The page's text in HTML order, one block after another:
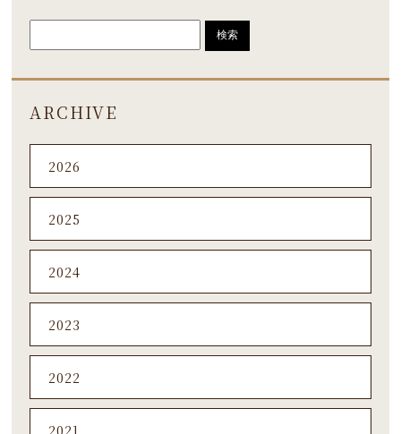
ARCHIVE
2026
2025
2024
2023
2022
2021